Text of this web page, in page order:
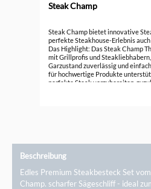
Steak Champ
Steak Champ bietet innovative
perfekte Steakhouse-Erlebnis auch
Das Highlight: Das Steak Champ
mit Grillprofis und
Garzustand zuverlässig und
für hochwertige Produkte
perfekte Steak vorzubereiten,
Beschreibung
Edles Premium Steakbesteck Set
Champ. scharfer Sägeschliff - ideal